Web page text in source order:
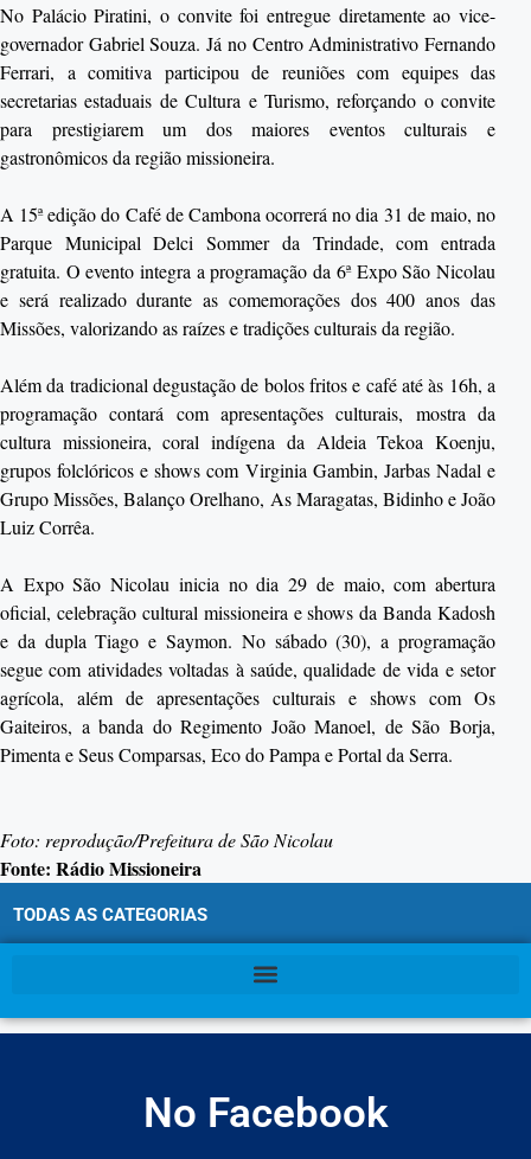
No Palácio Piratini, o convite foi entregue diretamente ao vice-
governadorGabriel Souza. Já no Centro Administrativo Fernando
Ferrari, a comitiva participou de reuniões com equipes das
secretarias estaduais de Cultura e Turismo, reforçando o convite
para prestigiarem um dos maiores eventos culturais e
gastronômicos da região missioneira.
A 15ª edição do Café de Cambona ocorrerá no dia 31 de maio, no
Parque Municipal Delci Sommer da Trindade, com entrada
gratuita. O evento integra a programação da 6ª Expo São Nicolau
e será realizado durante as comemorações dos 400 anos das
Missões, valorizando as raízes e tradições culturais da região.
Além da tradicional degustação de bolos fritos e café até às 16h, a
programação contará com apresentações culturais, mostra da
cultura missioneira, coral indígena da Aldeia Tekoa Koenju,
grupos folclóricos e shows com Virginia Gambin, Jarbas Nadal e
Grupo Missões, Balanço Orelhano, As Maragatas, Bidinho eJoão
Luiz Corrêa.
A Expo São Nicolau inicia no dia 29 de maio, com abertura
oficial, celebração cultural missioneira e shows da Banda Kadosh
e da dupla Tiago e Saymon. No sábado (30), a programação
segue com atividades voltadas à saúde, qualidade de vida e setor
agrícola, além de apresentações culturais e shows com Os
Gaiteiros, a banda do Regimento João Manoel, deSão Borja,
Pimenta e Seus Comparsas, Eco do Pampa e Portal da Serra.
Foto: reprodução/Prefeitura de São Nicolau
Fonte: Rádio Missioneira
TODAS AS CATEGORIAS
No Facebook